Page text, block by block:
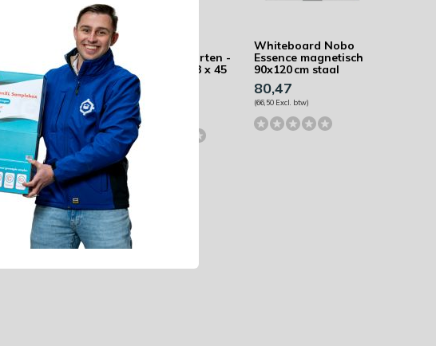
planbordkaarten -
index 3 -120 x 92 mm
- geel
5,45
(4,50 Excl. btw)
planbordkaarten -
index 1,5 - 53 x 45
mm - groen
3,29
(2,72 Excl. btw)
Whiteboard Nobo
Essence magnetisch
90x120 cm staal
80,47
(66,50 Excl. btw)